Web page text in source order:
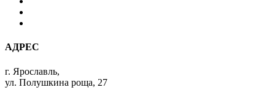
АДРЕС
г. Ярославль,
ул. Полушкина роща, 27